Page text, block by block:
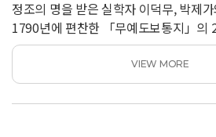
정조의 명을 받은 실학자 이덕무, 박제
1790년에 편찬한 「무예도보통지」의
<br /> 「무예도보통지」는 조선 전래
일본의 우수한 무예를 적극 수용하여
정리한 무예교범서로서 부국강병의 실
<br /> 무예 24기는 화성에 주둔했던 당
VIEW MORE